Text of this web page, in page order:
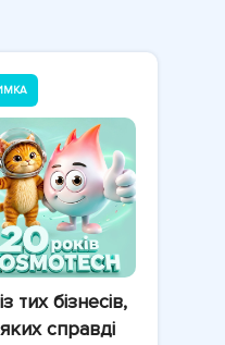
тих бізнесів,
справді